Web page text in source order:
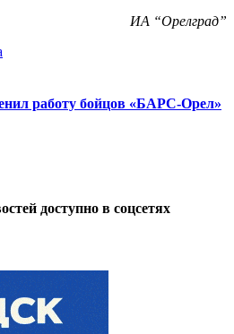
ИА “Орелград”
работу бойцов «БАРС-Орел»
доступно в соцсетях